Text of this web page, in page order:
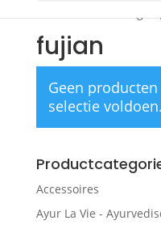
fujian
Geen
selectie voldoen.
Accessoires
Ayur La Vie -